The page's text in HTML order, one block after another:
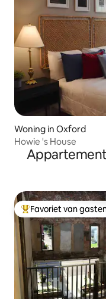
Woning in Oxford
Howie 's House
Topfavoriet van
Favoriet van